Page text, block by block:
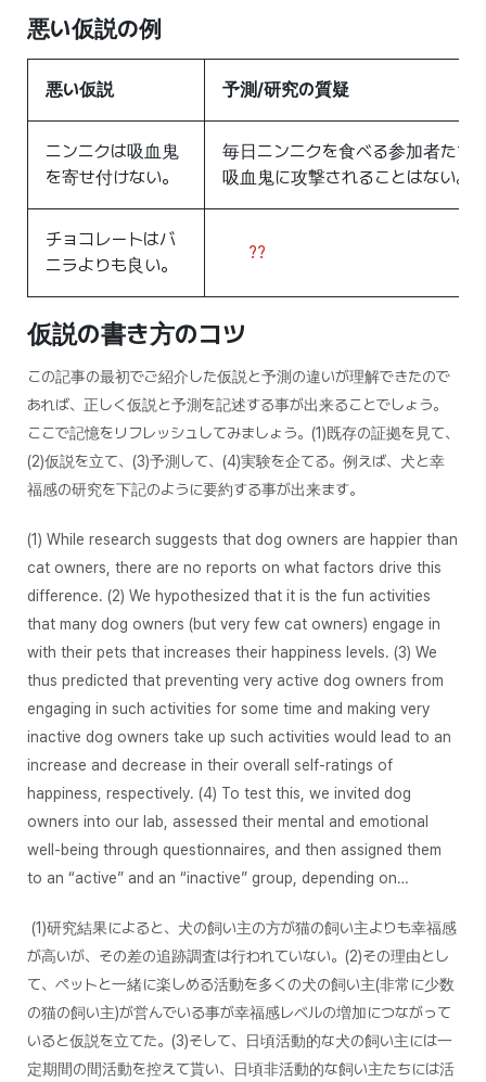
悪い仮説の例
悪い仮説 予測/研究の質疑
ニンニクは吸血鬼
を寄せ付けない。
毎日ニンニクを食べる参加者たち
吸血鬼に攻撃されることはない。
チョコレートはバ
ニラよりも良い。
??
仮説の書き方のコツ
この記事の最初でご紹介した仮説と予測の違いが理解できたので
あれば、正しく仮説と予測を記述する事が出来ることでしょう。
ここで記憶をリフレッシュしてみましょう。(1)既存の証拠を見て、
(2)仮説を立て、(3)予測して、(4)実験を企てる。例えば、犬と幸
福感の研究を下記のように要約する事が出来ます。
(1) While research suggests that dog owners are happier than
cat owners, there are no reports on what factors drive this
difference. (2) We hypothesized that it is the fun activities
that many dog owners (but very few cat owners) engage in
with their pets that increases their happiness levels. (3) We
thus predicted that preventing very active dog owners from
engaging in such activities for some time and making very
inactive dog owners take up such activities would lead to an
increase and decrease in their overall self-ratings of
happiness, respectively. (4) To test this, we invited dog
owners into our lab, assessed their mental and emotional
well-being through questionnaires, and then assigned them
to an “active” and an “inactive” group, depending on…
(1)研究結果によると、犬の飼い主の方が猫の飼い主よりも幸福感
が高いが、その差の追跡調査は行われていない。(2)その理由とし
て、ペットと一緒に楽しめる活動を多くの犬の飼い主(非常に少数
の猫の飼い主)が営んでいる事が幸福感レベルの増加につながって
いると仮説を立てた。(3)そして、日頃活動的な犬の飼い主には一
定期間の間活動を控えて貰い、日頃非活動的な飼い主たちには活